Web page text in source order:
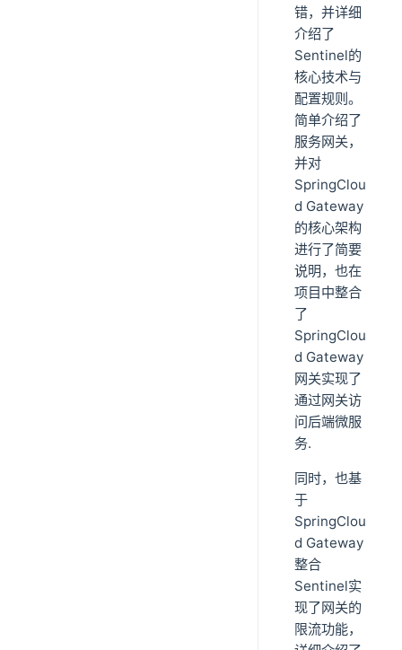
错，并详细
介绍了
Sentinel的
核心技术与
配置规则。
简单介绍了
服务网关，
并对
SpringClou
d Gateway
的核心架构
进行了简要
说明，也在
项目中整合
了
SpringClou
d Gateway
网关实现了
通过网关访
问后端微服
务.
同时，也基
于
SpringClou
d Gateway
整合
Sentinel实
现了网关的
限流功能，